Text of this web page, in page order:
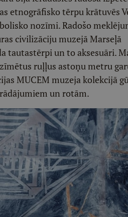
etnogrāfisko tērpu krātuvēs
nozīmi. Radošo
civilizāciju muzejā Marseļā
tautastērpi un to aksesuāri.
ruļļus astoņu metru
MUCEM muzeja kolekcijā
un rotām.